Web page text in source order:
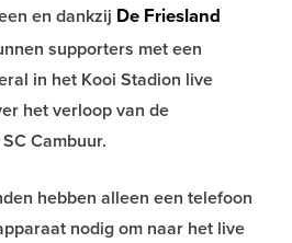
en dankzij De Friesland
supporters met een
in het Kooi Stadion live
het verloop van de
Cambuur.
hebben alleen een telefoon
nodig om naar het live